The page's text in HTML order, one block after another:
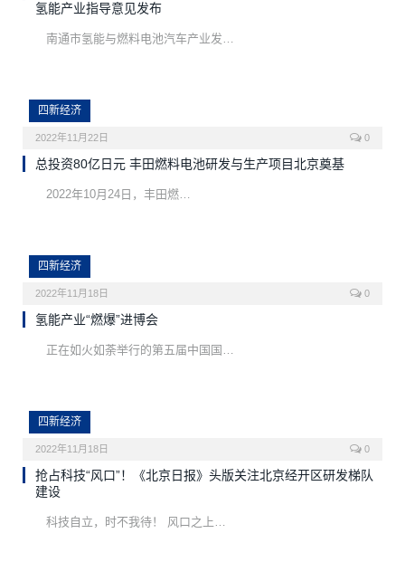
氢能产业指导意见发布
南通市氢能与燃料电池汽车产业发…
四新经济
2022年11月22日 0
总投资80亿日元 丰田燃料电池研发与生产项目北京奠基
2022年10月24日，丰田燃…
四新经济
2022年11月18日 0
氢能产业“燃爆”进博会
正在如火如荼举行的第五届中国国…
四新经济
2022年11月18日 0
抢占科技“风口”！《北京日报》头版关注北京经开区研发梯队
建设
科技自立，时不我待！ 风口之上…